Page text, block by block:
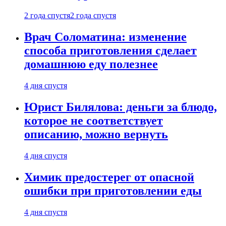
2 года спустя2 года спустя
Врач Соломатина: изменение
способа приготовления сделает
домашнюю еду полезнее
4 дня спустя
Юрист Билялова: деньги за блюдо,
которое не соответствует
описанию, можно вернуть
4 дня спустя
Химик предостерег от опасной
ошибки при приготовлении еды
4 дня спустя